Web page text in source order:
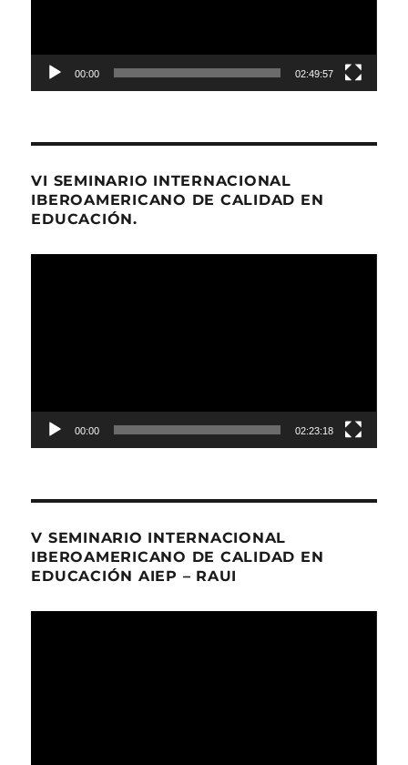
00:00 02:49:57
VI SEMINARIO INTERNACIONAL
IBEROAMERICANO DE CALIDAD EN
EDUCACIÓN.
00:00 02:23:18
V SEMINARIO INTERNACIONAL
IBEROAMERICANO DE CALIDAD EN
EDUCACIÓN AIEP – RAUI